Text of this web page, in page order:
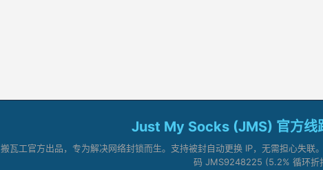
Just My Socks (JMS) 官方线
搬瓦工官方出品，专为解决网络封锁而生。支持被封自动更换 IP，无需担心失
码 JMS9248225 (5.2% 循环折